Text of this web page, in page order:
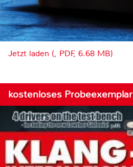
Jetzt laden (, PDF, 6.68 MB)
kostenloses Probeexemplar